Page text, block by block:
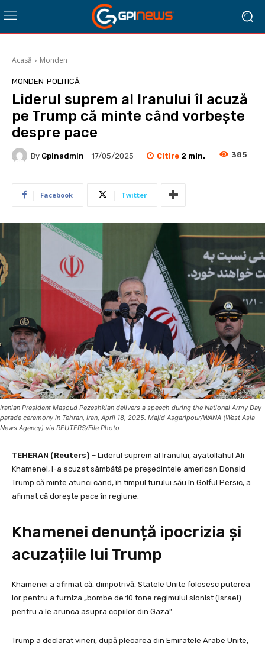
Acasă Monden
MONDEN POLITICĂ
Liderul suprem al Iranului îl acuză
pe Trump că minte când vorbește
despre pace
By Gpinadmin 17/05/2025 Citire 2 min. 385
Facebook Twitter
Iranian President Masoud Pezeshkian delivers a speech during the National Army Day
parade ceremony in Tehran, Iran, April 18, 2025. Majid Asgaripour/WANA (West Asia
News Agency) via REUTERS/File Photo
TEHERAN (Reuters) – Liderul suprem al Iranului, ayatollahul Ali
Khamenei, l-a acuzat sâmbătă pe președintele american Donald
Trump că minte atunci când, în timpul turului său în Golful Persic, a
afirmat că dorește pace în regiune.
Khamenei denunță ipocrizia și
acuzațiile lui Trump
Khamenei a afirmat că, dimpotrivă, Statele Unite folosesc puterea
lor pentru a furniza „bombe de 10 tone regimului sionist (Israel)
pentru a le arunca asupra copiilor din Gaza”.
Trump a declarat vineri, după plecarea din Emiratele Arabe Unite,